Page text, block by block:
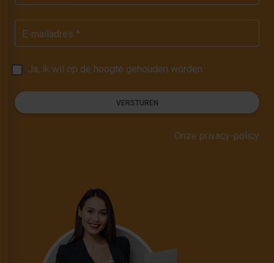
E-mailadres *
Ja, ik wil op de hoogte gehouden worden
VERSTUREN
Onze privacy-policy